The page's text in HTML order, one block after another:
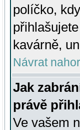
políčko,
kavárně,
Návrat
Jak
právě
Ve vašem